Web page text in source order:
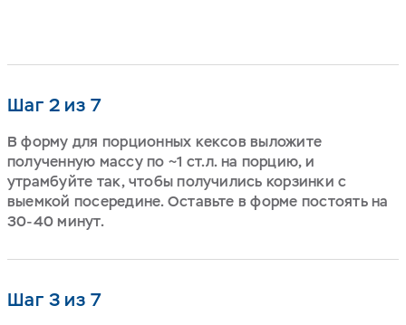
Шаг 2 из 7
В форму для порционных кексов выложите
полученную массу по ~1 ст.л. на порцию, и
утрамбуйте так, чтобы получились корзинки с
выемкой посередине. Оставьте в форме постоять на
30-40 минут.
Шаг 3 из 7